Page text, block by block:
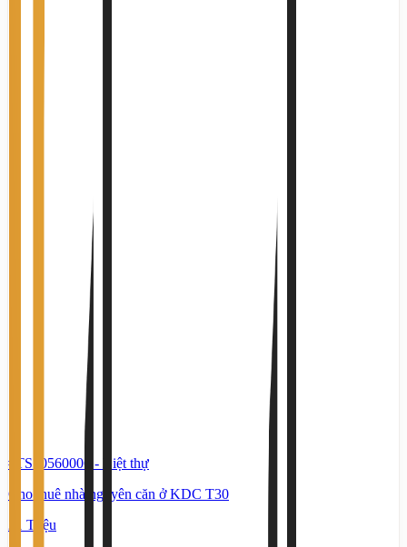
#TS70560006 -
Biệt thự
Cho thuê nhà nguyên căn ở KDC T30
21 Triệu